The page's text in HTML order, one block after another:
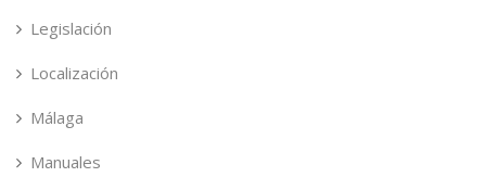
Legislación
Localización
Málaga
Manuales